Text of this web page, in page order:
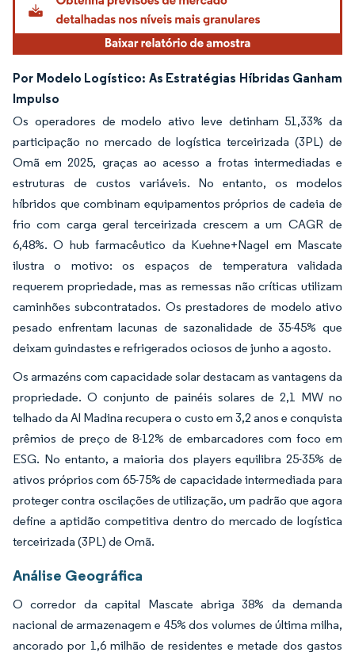
Por Modelo Logístico: As Estratégias Híbridas Ganham
Impulso
Os operadores de modelo ativo leve detinham 51,33% da
participação no mercado de logística terceirizada (3PL) de
Omã em 2025, graças ao acesso a frotas intermediadas e
estruturas de custos variáveis. No entanto, os modelos
híbridos que combinam equipamentos próprios de cadeia de
frio com carga geral terceirizada crescem a um CAGR de
6,48%. O hub farmacêutico da Kuehne+Nagel em Mascate
ilustra o motivo: os espaços de temperatura validada
requerem propriedade, mas as remessas não críticas utilizam
caminhões subcontratados. Os prestadores de modelo ativo
pesado enfrentam lacunas de sazonalidade de 35-45% que
deixam guindastes e refrigerados ociosos de junho a agosto.
Os armazéns com capacidade solar destacam as vantagens da
propriedade. O conjunto de painéis solares de 2,1 MW no
telhado da Al Madina recupera o custo em 3,2 anos e conquista
prêmios de preço de 8-12% de embarcadores com foco em
ESG. No entanto, a maioria dos players equilibra 25-35% de
ativos próprios com 65-75% de capacidade intermediada para
proteger contra oscilações de utilização, um padrão que agora
define a aptidão competitiva dentro do mercado de logística
terceirizada (3PL) de Omã.
Análise Geográfica
O corredor da capital Mascate abriga 38% da demanda
nacional de armazenagem e 45% dos volumes de última milha,
ancorado por 1,6 milhão de residentes e metade dos gastos